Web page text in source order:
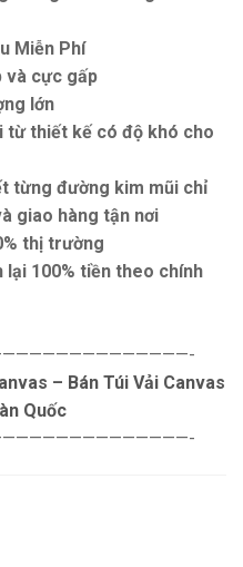
Miễn Phí
và cực gấp
lớn
từ thiết kế có độ khó cho
từng đường kim mũi chỉ
giao hàng tận nơi
thị trường
100% tiền theo chính
– Bán Túi Vải Canvas
Quốc